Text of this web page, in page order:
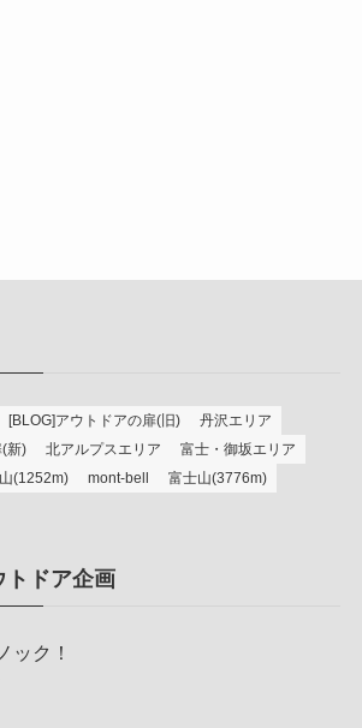
[BLOG]アウトドアの扉(旧)
丹沢エリア
(新)
北アルプスエリア
富士・御坂エリア
(1252m) mont-bell 富士山(3776m)
トドア企画
ック！